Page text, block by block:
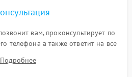
вам, проконсультирует по
телефона а также ответит на все
Подробнее